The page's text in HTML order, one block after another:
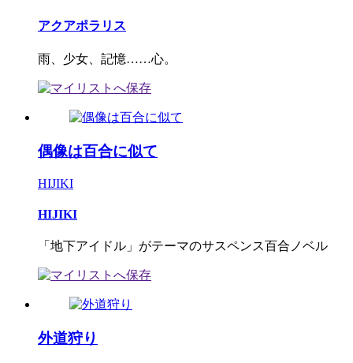
アクアポラリス
雨、少女、記憶……心。
偶像は百合に似て
HIJIKI
HIJIKI
「地下アイドル」がテーマのサスペンス百合ノベル
外道狩り